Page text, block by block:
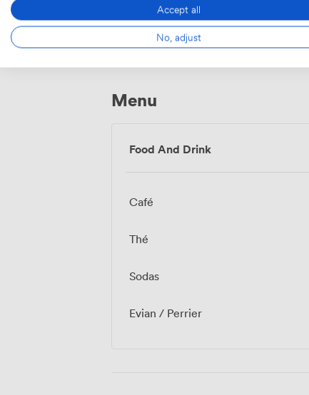
Espace de
repos
(partagé)
Wifi
Menu
Food And Drink
Café
Thé
Sodas
Evian / Perrier
Accept all
No, adjust